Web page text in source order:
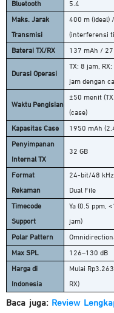
Bluetooth 5.4
Maks. Jarak
Transmisi
400 m (ideal)
(interferensi
Baterai TX/RX 137 mAh /
Durasi Operasi
TX: 8 jam,
jam dengan
Waktu Pengisian
±50 menit
(case)
Kapasitas Case 1950 mAh
Penyimpanan
Internal TX
32 GB
Format
Rekaman
24-bit/48
Dual File
Timecode
Support
Ya (0.5 ppm,
jam)
Polar Pattern
Max SPL 126–130 dB
Harga di
Indonesia
Mulai
RX)
Baca juga: Review